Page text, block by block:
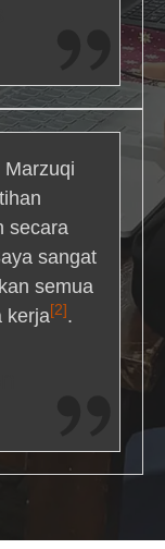
Marzuqi
secara
sangat
semua
kerja[2] .